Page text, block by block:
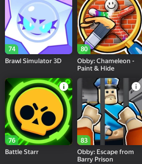
74
Brawl Simulator 3D
80
Obby: Chameleon -
Paint & Hide
76
Battle Starr
83
Obby: Escape from
Barry Prison